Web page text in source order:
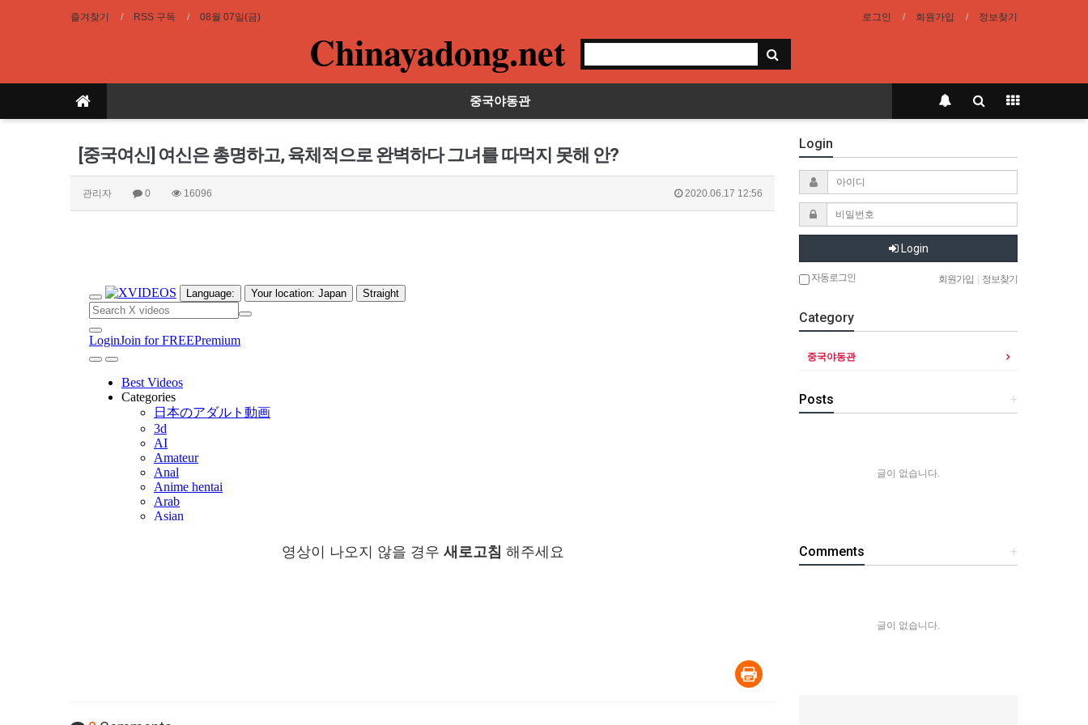
즐겨찾기 RSS 구독 08월 07일(금) 로그인 회원가입 정보찾기
Chinayadong.net
중국야동관
[중국여신] 여신은 총명하고, 육체적으로 완벽하다 그녀를 따먹지 못해 안?
관리자 0 16096 2020.06.17 12:56
영상이 나오지 않을 경우 새로고침 해주세요
Login
Login
자동로그인 회원가입 정보찾기
Category
중국야동관
+
Posts
글이 없습니다.
+
Comments
글이 없습니다.